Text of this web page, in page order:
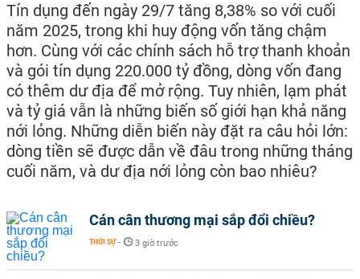
Tín dụng đến ngày 29/7 tăng 8,38% so với cuối
năm 2025, trong khi huy động vốn tăng chậm
hơn. Cùng với các chính sách hỗ trợ thanh khoản
và gói tín dụng 220.000 tỷ đồng, dòng vốn đang
có thêm dư địa để mở rộng. Tuy nhiên, lạm phát
và tỷ giá vẫn là những biến số giới hạn khả năng
nới lỏng. Những diễn biến này đặt ra câu hỏi lớn:
dòng tiền sẽ được dẫn về đâu trong những tháng
cuối năm, và dư địa nới lỏng còn bao nhiêu?
Cán cân thương mại sắp đổi chiều?
THỜI SỰ - 3 giờ trước